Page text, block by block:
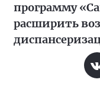
программу
расширить